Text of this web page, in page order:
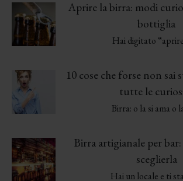
Aprire la birra: modi
bottiglia
Hai digitato “aprire
10 cose che forse non sai
tutte le
Birra: o la si ama o
Birra artigianale per
sceglierla
Hai un locale e ti